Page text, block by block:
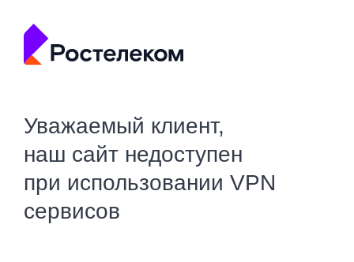
Уважаемый клиент,
наш сайт недоступен
при использовании VPN
сервисов